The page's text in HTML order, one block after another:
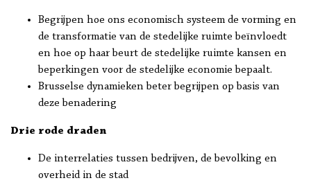
Begrijpen hoe ons economisch systeem de vorming en
de transformatie van de stedelijke ruimte beïnvloedt
en hoe op haar beurt de stedelijke ruimte kansen en
beperkingen voor de stedelijke economie bepaalt.
Brusselse dynamieken beter begrijpen op basis van
deze benadering
Drie rode draden
De interrelaties tussen bedrijven, de bevolking en
overheid in de stad